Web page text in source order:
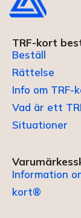
TRF-kort
Beställ
Rättelse
Info om TRF-
Vad är ett
Situationer
Information
kort®